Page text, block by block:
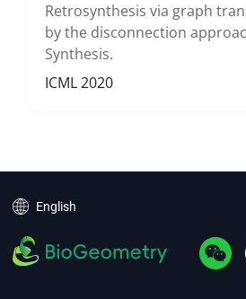
Retrosynthesis via graph
by the disconnection
Synthesis.
ICML 2020
English